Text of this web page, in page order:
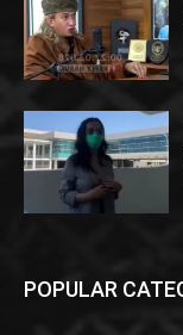
POPULAR